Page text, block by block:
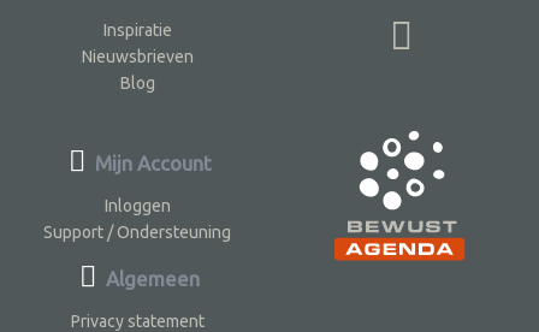
Inspiratie
Nieuwsbrieven
Blog
Mijn Account
Inloggen
Support / Ondersteuning
Algemeen
Privacy statement